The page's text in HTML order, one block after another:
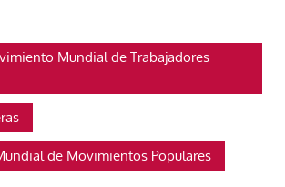
Mundial de Trabajadores
de Movimientos Populares